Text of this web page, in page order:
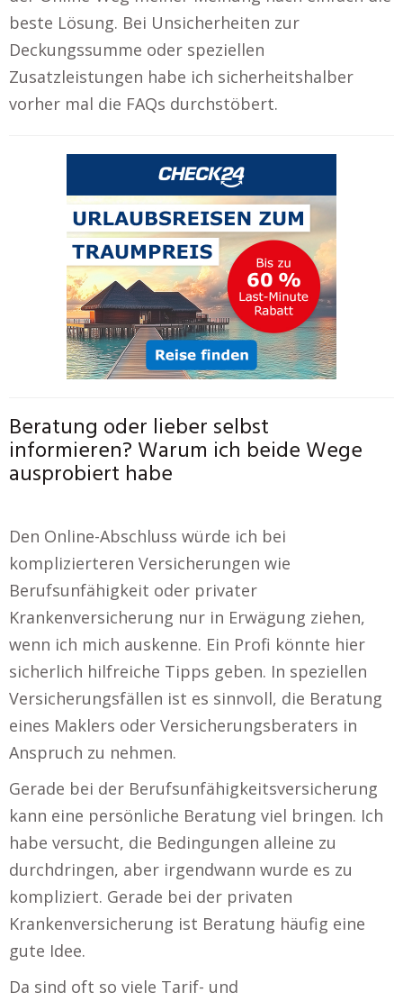
beste Lösung. Bei Unsicherheiten zur
Deckungssumme oder speziellen
Zusatzleistungen habe ich sicherheitshalber
vorher mal die FAQs durchstöbert.
Beratung oder lieber selbst
informieren? Warum ich beide Wege
ausprobiert habe
Den Online-Abschluss würde ich bei
komplizierteren Versicherungen wie
Berufsunfähigkeit oder privater
Krankenversicherung nur in Erwägung ziehen,
wenn ich mich auskenne. Ein Profi könnte hier
sicherlich hilfreiche Tipps geben. In speziellen
Versicherungsfällen ist es sinnvoll, die Beratung
eines Maklers oder Versicherungsberaters in
Anspruch zu nehmen.
Gerade bei der Berufsunfähigkeitsversicherung
kann eine persönliche Beratung viel bringen. Ich
habe versucht, die Bedingungen alleine zu
durchdringen, aber irgendwann wurde es zu
kompliziert. Gerade bei der privaten
Krankenversicherung ist Beratung häufig eine
gute Idee.
Da sind oft so viele Tarif- und